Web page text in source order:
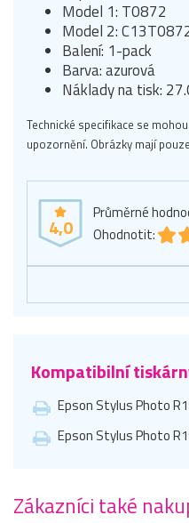
Model 1: T0872
Model 2:
Balení: 1-pack
Barva: azurová
Náklady na tisk:
Technické specifikace se
upozornění. Obrázky mají
4,0
Průměrné
Ohodnotit:
Kompatibilní
Epson Stylus Photo
Epson Stylus Photo
Zákazníci také